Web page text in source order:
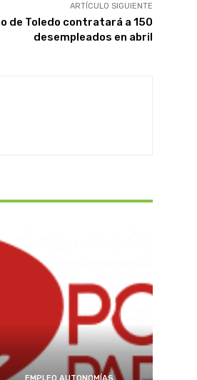
ARTÍCULO SIGUIENTE
de Toledo contratará a 150
desempleados en abril
EMPLEO AUTONOMÍAS